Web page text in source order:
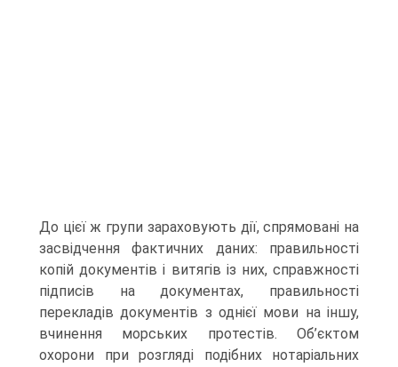
До цієї ж групи зараховують дії, спрямовані на
засвідчення фактичних даних: правильності
копій документів і витягів із них, справжності
підписів на документах, правильності
перекладів документів з однієї мови на іншу,
вчинення морських протестів. Об’єктом
охорони при розгляді подібних нотаріальних